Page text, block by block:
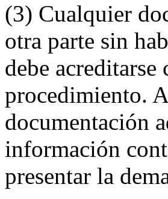
(3) Cualquier
otra parte sin
debe
procedimiento.
documentación
información
presentar la